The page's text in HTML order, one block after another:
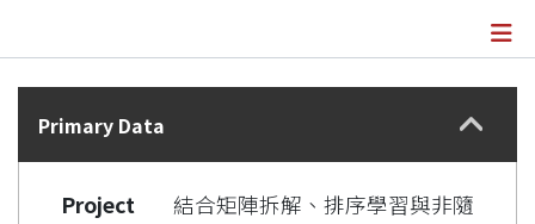
Details
Primary Data
Project
結合矩陣拆解、排序學習與非隨